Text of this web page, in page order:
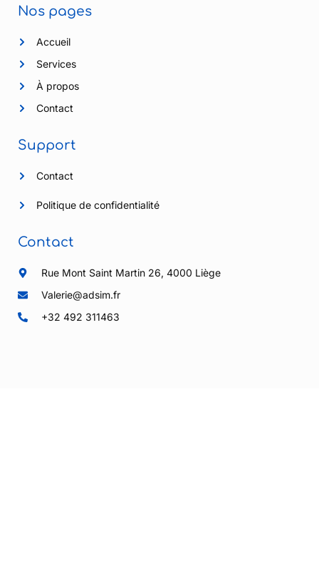
Nos pages
Accueil
Services
À propos
Contact
Support
Contact
Politique de confidentialité
Contact
Rue Mont Saint Martin 26, 4000 Liège
Valerie@adsim.fr
+32 492 311463